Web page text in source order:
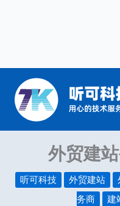
外贸建
听可科技 外贸建站
务商
建